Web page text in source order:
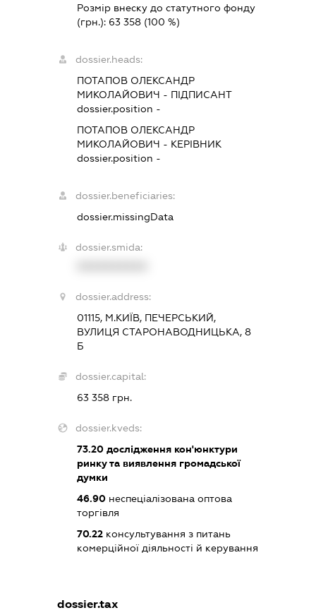
Розмір внеску до статутного фонду
(грн.): 63 358(100 %)
dossier.heads:
ПОТАПОВ ОЛЕКСАНДР
МИКОЛАЙОВИЧ - ПІДПИСАНТ
dossier.position -
ПОТАПОВ ОЛЕКСАНДР
МИКОЛАЙОВИЧ - КЕРІВНИК
dossier.position -
dossier.beneficiaries:
dossier.missingData
dossier.smida:
dossier.address:
01115, М.КИЇВ, ПЕЧЕРСЬКИЙ,
ВУЛИЦЯ СТАРОНАВОДНИЦЬКА, 8
Б
dossier.capital:
63 358 грн.
dossier.kveds:
73.20дослідження кон'юнктури
ринку та виявлення громадської
думки
46.90неспеціалізована оптова
торгівля
70.22консультування з питань
комерційної діяльності й керування
dossier.tax